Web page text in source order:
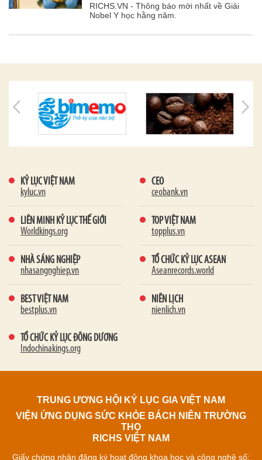
RICHS.VN - Thông báo mới nhất về Giải
Nobel Y học hằng năm.
KỶ LỤC VIỆT NAM
kyluc.vn
CEO
ceobank.vn
LIÊN MINH KỶ LỤC THẾ GIỚI
Worldkings.org
TOP VIỆT NAM
topplus.vn
NHÀ SÁNG NGHIỆP
nhasangnghiep.vn
TỔ CHỨC KỶ LỤC ASEAN
Aseanrecords.world
BEST VIỆT NAM
bestplus.vn
NIÊN LỊCH
nienlich.vn
TỔ CHỨC KỶ LỤC ĐÔNG DƯƠNG
Indochinakings.org
TRUNG ƯƠNG HỘI KỶ LỤC GIA VIỆT NAM
VIỆN ỨNG DỤNG SỨC KHỎE BÁCH NIÊN TRƯỜNG
THỌ
RICHS VIỆT NAM
Giấy chứng nhận đăng ký hoạt động khoa học và công nghệ số: